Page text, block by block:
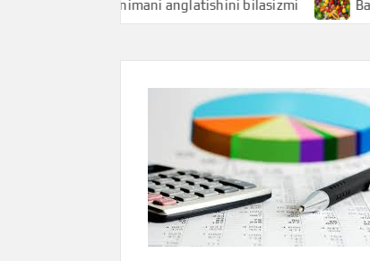
Baliqchi nimani anglatishini bilasizmi Baliq